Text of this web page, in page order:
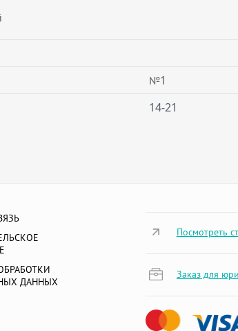
№1
14-21
ДАННЫХ
Посмотреть
Заказ для